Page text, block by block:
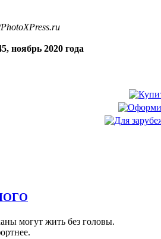
ноябрь 2020 года
могут жить без головы.